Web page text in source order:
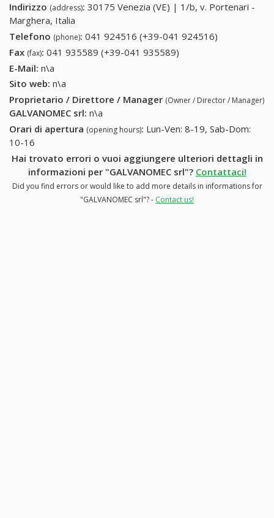
Indirizzo (address): 30175 Venezia (VE) | 1/b, v. Portenari -
Marghera, Italia
Telefono (phone): 041 924516 (+39-041 924516)
Fax (fax): 041 935589 (+39-041 935589)
E-Mail: n\a
Sito web: n\a
Proprietario / Direttore / Manager (Owner / Director / Manager)
GALVANOMEC srl: n\a
Orari di apertura (opening hours): Lun-Ven: 8-19, Sab-Dom:
10-16
Hai trovato errori o vuoi aggiungere ulteriori dettagli in
informazioni per "GALVANOMEC srl"? Contattaci!
Did you find errors or would like to add more details in informations for
"GALVANOMEC srl"? - Contact us!